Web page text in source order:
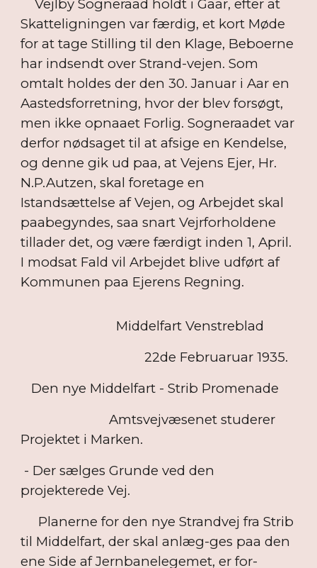
Vejlby Sogneraad holdt i Gaar, efter at
Skatteligningen var færdig, et kort Møde
for at tage Stilling til den Klage, Beboerne
har indsendt over Strand-vejen. Som
omtalt holdes der den 30. Januar i Aar en
Aastedsforretning, hvor der blev forsøgt,
men ikke opnaaet Forlig. Sogneraadet var
derfor nødsaget til at afsige en Kendelse,
og denne gik ud paa, at Vejens Ejer, Hr.
N.P.Autzen, skal foretage en
Istandsættelse af Vejen, og Arbejdet skal
paabegyndes, saa snart Vejrforholdene
tillader det, og være færdigt inden 1, April.
I modsat Fald vil Arbejdet blive udført af
Kommunen paa Ejerens Regning.
Middelfart Venstreblad
22de Februaruar 1935.
Den nye Middelfart - Strib Promenade
Amtsvejvæsenet studerer
Projektet i Marken.
- Der sælges Grunde ved den
projekterede Vej.
Planerne for den nye Strandvej fra Strib
til Middelfart, der skal anlæg-ges paa den
ene Side af Jernbanelegemet, er for-